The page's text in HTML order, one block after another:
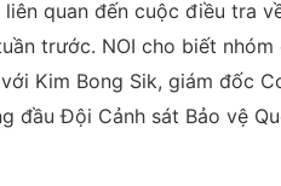
liên quan đến cuộc điều tra
trước. NOI cho biết
Kim Bong Sik, giám đốc
đầu Đội Cảnh sát Bảo vệ